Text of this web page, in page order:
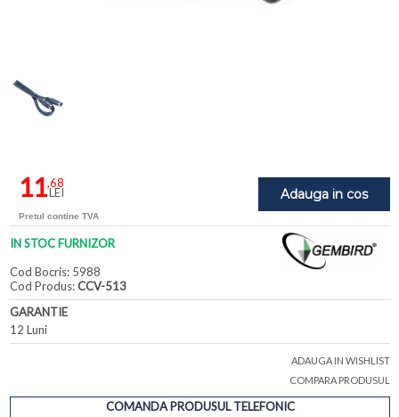
Adauga in cos
11,68
LEI
Pretul contine TVA
IN STOC FURNIZOR
Cod Bocris: 5988
Cod Produs:CCV-513
GARANTIE
12 Luni
ADAUGA IN WISHLIST
COMPARA PRODUSUL
COMANDA PRODUSUL TELEFONIC